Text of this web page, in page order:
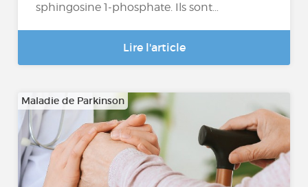
sphingosine 1-phosphate. Ils sont…
Lire l'article
Maladie de Parkinson